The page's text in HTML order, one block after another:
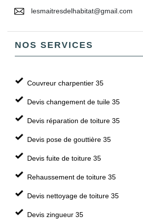
lesmaitresdelhabitat@gmail.com
NOS SERVICES
Couvreur charpentier 35
Devis changement de tuile 35
Devis réparation de toiture 35
Devis pose de gouttière 35
Devis fuite de toiture 35
Rehaussement de toiture 35
Devis nettoyage de toiture 35
Devis zingueur 35